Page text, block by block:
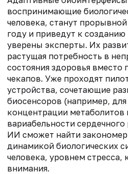
воспринимающие
человека, станут
году и приведут к
уверены эксперты. Их
растущая потребность в
состояния здоровья вместо
чекапов. Уже проходят
устройства, сочетающие
биосенсоров (например,
концентрации метаболитов
вариабельности
ИИ сможет найти
динамикой биологических
человека, уровнем стресса,
внимания.